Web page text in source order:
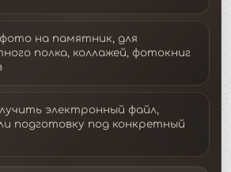
на памятник, для
полка, коллажей, фотокниг
электронный файл,
подготовку под конкретный